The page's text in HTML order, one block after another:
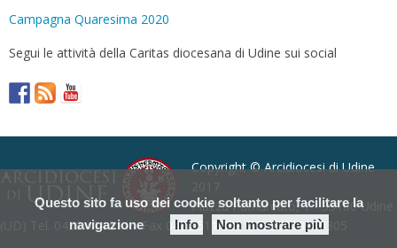
Questo sito fa uso dei cookie soltanto per facilitare la
navigazione
Info Non mostrare più
Campagna Quaresima 2020
Segui le attività della Caritas diocesana di Udine sui social
Copyright © Arcidiocesi di Udine
2017
Piazza Patriarcato, 1 - 33100 Udine
(UD) Tel. 0432.414.511 - Fax 0432.511.838 C.F. 80013900305